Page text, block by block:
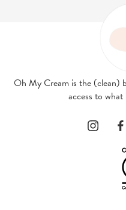
Oh My Cream is the (clean)
access to